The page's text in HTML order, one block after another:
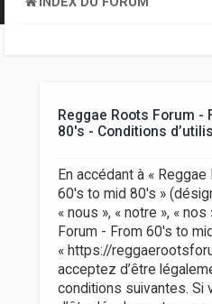
Reggae Roots Forum -
80's - Conditions
En accédant à «
60's to mid 80's »
« nous », « notre », «
Forum - From 60's to
« https://
acceptez d’être
conditions suivantes. Si